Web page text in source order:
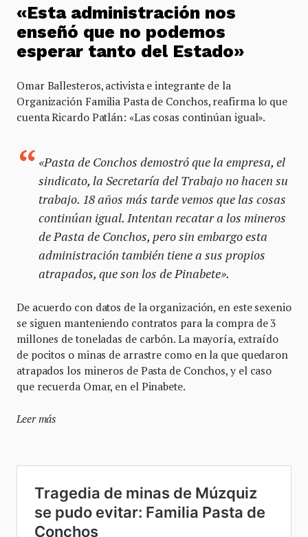
«Esta administración nos
enseñó que no podemos
esperar tanto del Estado»
Omar Ballesteros, activista e integrante de la
Organización Familia Pasta de Conchos, reafirma lo que
cuenta Ricardo Patlán: «Las cosas continúan igual».
«Pasta de Conchos demostró que la empresa, el
sindicato, la Secretaría del Trabajo no hacen su
trabajo. 18 años más tarde vemos que las cosas
continúan igual. Intentan recatar a los mineros
de Pasta de Conchos, pero sin embargo esta
administración también tiene a sus propios
atrapados, que son los de Pinabete».
De acuerdo con datos de la organización, en este sexenio
se siguen manteniendo contratos para la compra de 3
millones de toneladas de carbón. La mayoría, extraído
de pocitos o minas de arrastre como en la que quedaron
atrapados los mineros de Pasta de Conchos, y el caso
que recuerda Omar, en el Pinabete.
Leer más